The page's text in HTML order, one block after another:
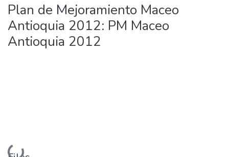
Plan de Mejoramiento Maceo
Antioquia 2012: PM Maceo
Antioquia 2012
Loading...